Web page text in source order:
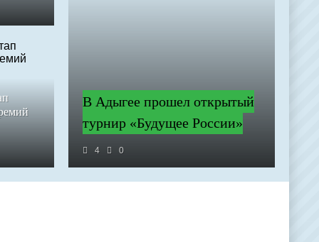
В Адыгее прошел открытый
турнир «Будущее России»
4 0